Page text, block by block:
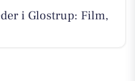
i Glostrup: Film,